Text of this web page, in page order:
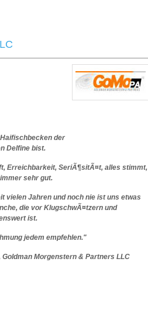
der
Delfine bist.
Erreichbarkeit, SeriÃ¶sitÃ¤t, alles stimmt,
sehr gut.
vielen Jahren und noch nie ist uns etwas
die vor KlugschwÃ¤tzern und
ist.
jedem empfehlen."
& Partners LLC